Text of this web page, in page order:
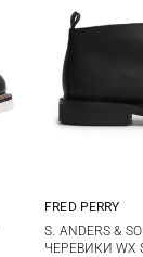
7 UK 8
FRED PERRY
S. ANDERS &
ЧЕРЕВИКИ WX